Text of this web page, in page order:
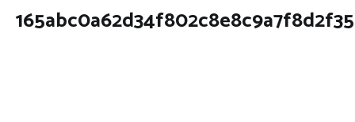
165abc0a62d34f802c8e8c9a7f8d2f35